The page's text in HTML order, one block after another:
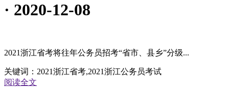
· 2020-12-08
2021浙江省考将往年公务员招考“省市、县乡”分级...
关键词： 2021浙江省考,2021浙江公务员考试
阅读全文